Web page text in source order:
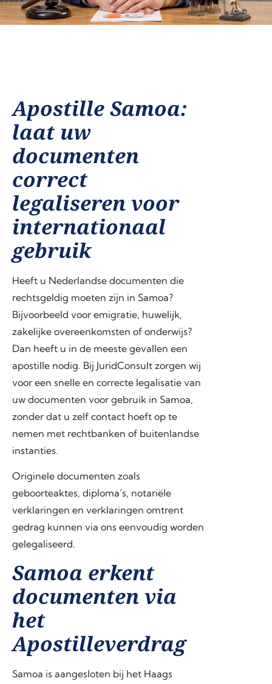
Apostille Samoa:
laat uw
documenten
correct
legaliseren voor
internationaal
gebruik
Heeft u Nederlandse documenten die
rechtsgeldig moeten zijn in Samoa?
Bijvoorbeeld voor emigratie, huwelijk,
zakelijke overeenkomsten of onderwijs?
Dan heeft u in de meeste gevallen een
apostille nodig. Bij JuridConsult zorgen wij
voor een snelle en correcte legalisatie van
uw documenten voor gebruik in Samoa,
zonder dat u zelf contact hoeft op te
nemen met rechtbanken of buitenlandse
instanties.
Originele documenten zoals
geboorteaktes, diploma’s, notariële
verklaringen en verklaringen omtrent
gedrag kunnen via ons eenvoudig worden
gelegaliseerd.
Samoa erkent
documenten via
het
Apostilleverdrag
Samoa is aangesloten bij het Haags